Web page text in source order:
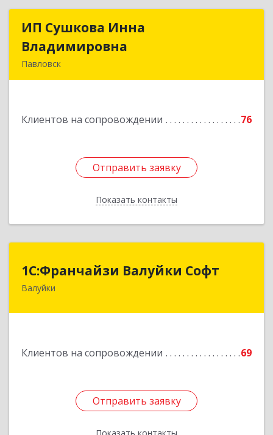
ИП Сушкова Инна
Владимировна
Павловск
Клиентов на сопровождении 76
Отправить заявку
Показать контакты
ИП Сушкова Инна
Подробнее
Отправить заявку
Назад
1С:Франчайзи Валуйки Софт
Валуйки
Клиентов на сопровождении 69
Отправить заявку
1С:Франчайзи Валуйки Софт
309996, Белгородская обл, Валуйки г, Горького,
Отправить заявку